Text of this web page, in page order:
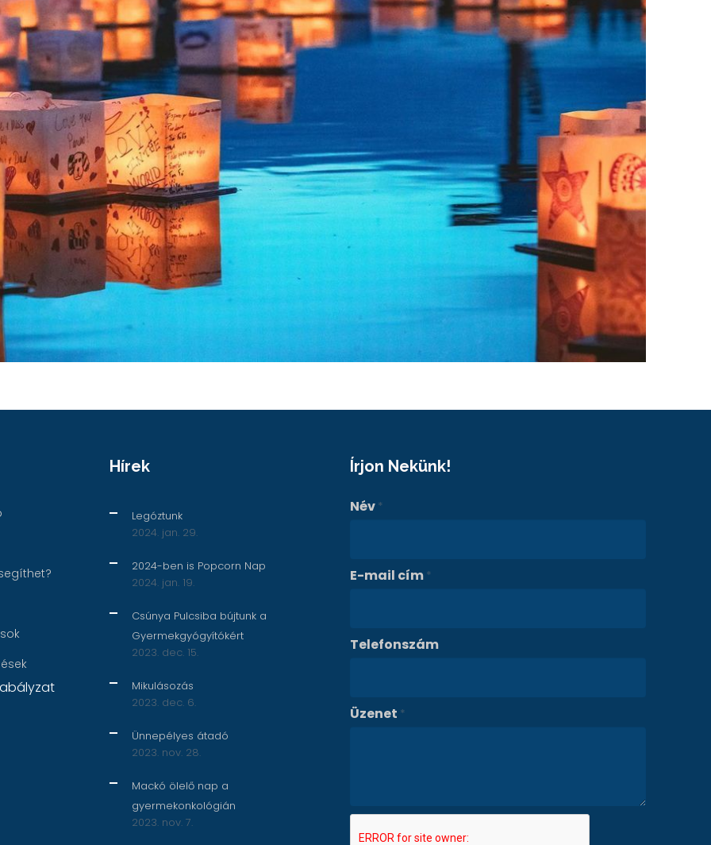
Hírek
Legóztunk
2024. jan. 29.
2024-ben is Popcorn Nap
2024. jan. 19.
Csúnya Pulcsiba bújtunk a
Gyermekgyógyítókért
2023. dec. 15.
Mikulásozás
2023. dec. 6.
Ünnepélyes átadó
2023. nov. 28.
Mackó ölelő nap a
gyermekonkológián
2023. nov. 7.
Írjon Nekünk!
Név *
E-mail cím *
Telefonszám
Üzenet *